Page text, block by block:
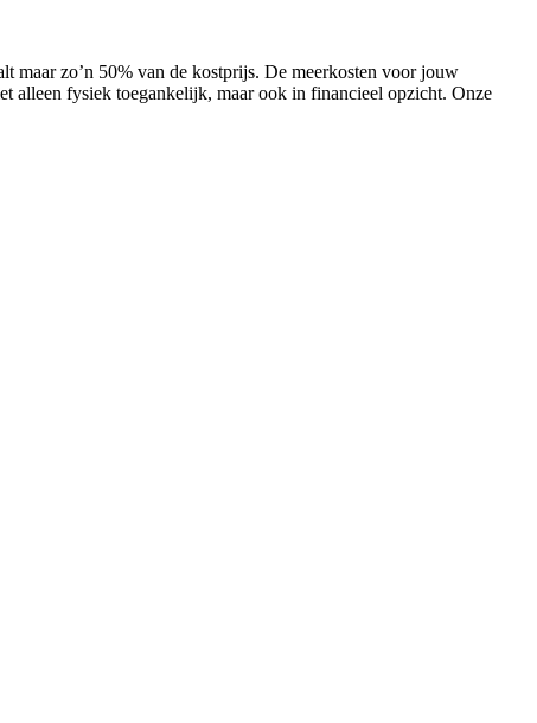
maar zo’n 50% van de kostprijs. De meerkosten voor jouw
alleen fysiek toegankelijk, maar ook in financieel opzicht. Onze